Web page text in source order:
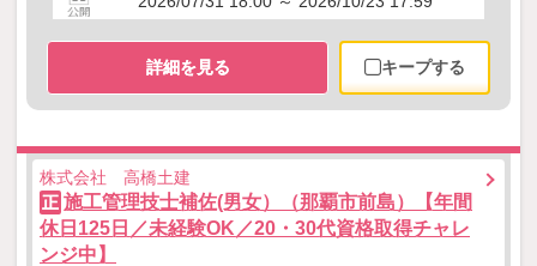
詳細を見る キープする
株式会社 高橋土建
正 施工管理技士補佐(男女）（那覇市前島）【年間
休日125日／未経験OK／20・30代資格取得チャレ
ンジ中】